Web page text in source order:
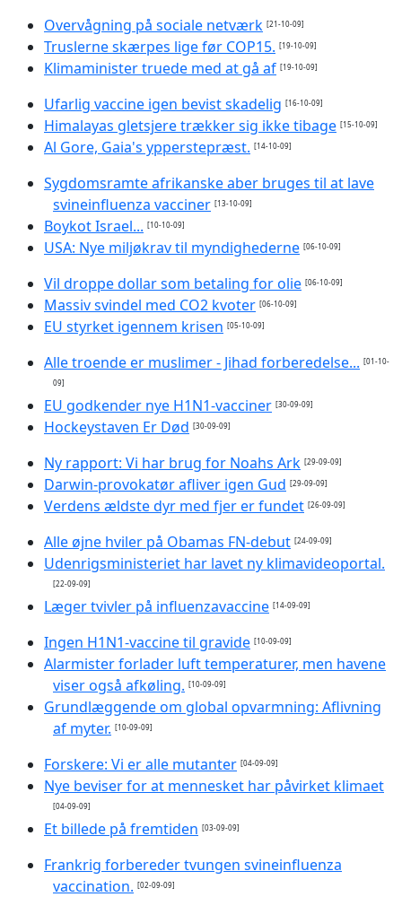
Overvågning på sociale netværk [21-10-09]
Truslerne skærpes lige før COP15. [19-10-09]
Klimaminister truede med at gå af [19-10-09]
Ufarlig vaccine igen bevist skadelig [16-10-09]
Himalayas gletsjere trækker sig ikke tibage [15-10-09]
Al Gore, Gaia's ypperstepræst. [14-10-09]
Sygdomsramte afrikanske aber bruges til at lave
svineinfluenza vacciner [13-10-09]
Boykot Israel... [10-10-09]
USA: Nye miljøkrav til myndighederne [06-10-09]
Vil droppe dollar som betaling for olie [06-10-09]
Massiv svindel med CO2 kvoter [06-10-09]
EU styrket igennem krisen [05-10-09]
Alle troende er muslimer - Jihad forberedelse... [01-10-
09]
EU godkender nye H1N1-vacciner [30-09-09]
Hockeystaven Er Død [30-09-09]
Ny rapport: Vi har brug for Noahs Ark [29-09-09]
Darwin-provokatør afliver igen Gud [29-09-09]
Verdens ældste dyr med fjer er fundet [26-09-09]
Alle øjne hviler på Obamas FN-debut [24-09-09]
Udenrigsministeriet har lavet ny klimavideoportal.
[22-09-09]
Læger tvivler på influenzavaccine [14-09-09]
Ingen H1N1-vaccine til gravide [10-09-09]
Alarmister forlader luft temperaturer, men havene
viser også afkøling. [10-09-09]
Grundlæggende om global opvarmning: Aflivning
af myter. [10-09-09]
Forskere: Vi er alle mutanter [04-09-09]
Nye beviser for at mennesket har påvirket klimaet
[04-09-09]
Et billede på fremtiden [03-09-09]
Frankrig forbereder tvungen svineinfluenza
vaccination. [02-09-09]